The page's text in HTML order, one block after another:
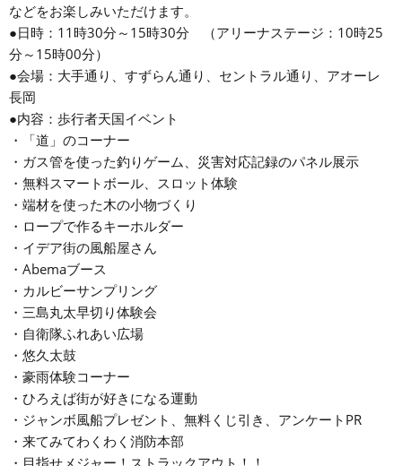
などをお楽しみいただけます。
●日時：11時30分～15時30分 （アリーナステージ：10時25
分～15時00分）
●会場：大手通り、すずらん通り、セントラル通り、アオーレ
長岡
●内容：歩行者天国イベント
・「道」のコーナー
・ガス管を使った釣りゲーム、災害対応記録のパネル展示
・無料スマートボール、スロット体験
・端材を使った木の小物づくり
・ロープで作るキーホルダー
・イデア街の風船屋さん
・Abemaブース
・カルビーサンプリング
・三島丸太早切り体験会
・自衛隊ふれあい広場
・悠久太鼓
・豪雨体験コーナー
・ひろえば街が好きになる運動
・ジャンボ風船プレゼント、無料くじ引き、アンケートPR
・来てみてわくわく消防本部